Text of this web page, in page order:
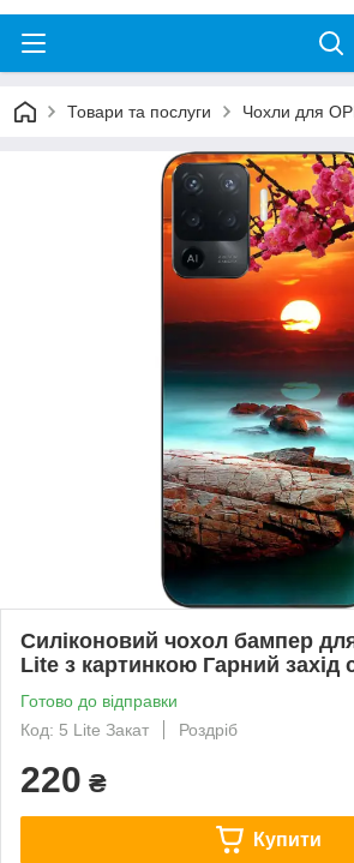
Товари та послуги Чохли для
Силіконовий чохол бампер
Lite з картинкою Гарний захід
Готово до відправки
Код: 5 Lite Закат
Роздріб
220 ₴
Купити